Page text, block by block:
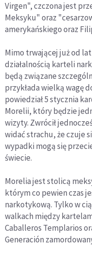
Virgen", czczona jest
Meksyku" oraz
amerykańskiego oraz
Mimo trwającej już od
działalnością karteli
będą związane
przykłada wielką wagę
powiedział 5 stycznia
Morelii, który będzie
wizyty. Zwrócił
widać strachu, że czuje
wypadki mogą się
świecie.
Morelia jest stolicą
którym co pewien czas
narkotykową. Tylko w
walkach między
Caballeros Templarios
Generación